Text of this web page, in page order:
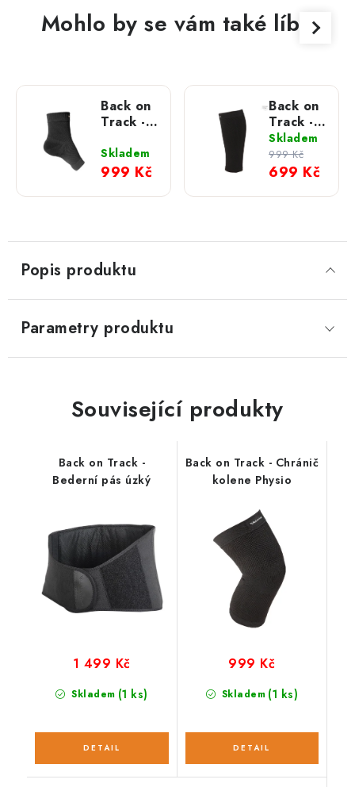
Mohlo by se vám také líbit
Back on
Track -
kotníku
Physio
Skladem
999 Kč
Back on
Track -
Chránič
lýtka
Physio
Skladem
699 Kč
999 Kč
Popis produktu
Parametry produktu
Související produkty
Back on Track -
Bederní pás úzký
Skladem (1 ks)
1 499 Kč
Back on Track - Chránič
kolene Physio
Skladem (1 ks)
999 Kč